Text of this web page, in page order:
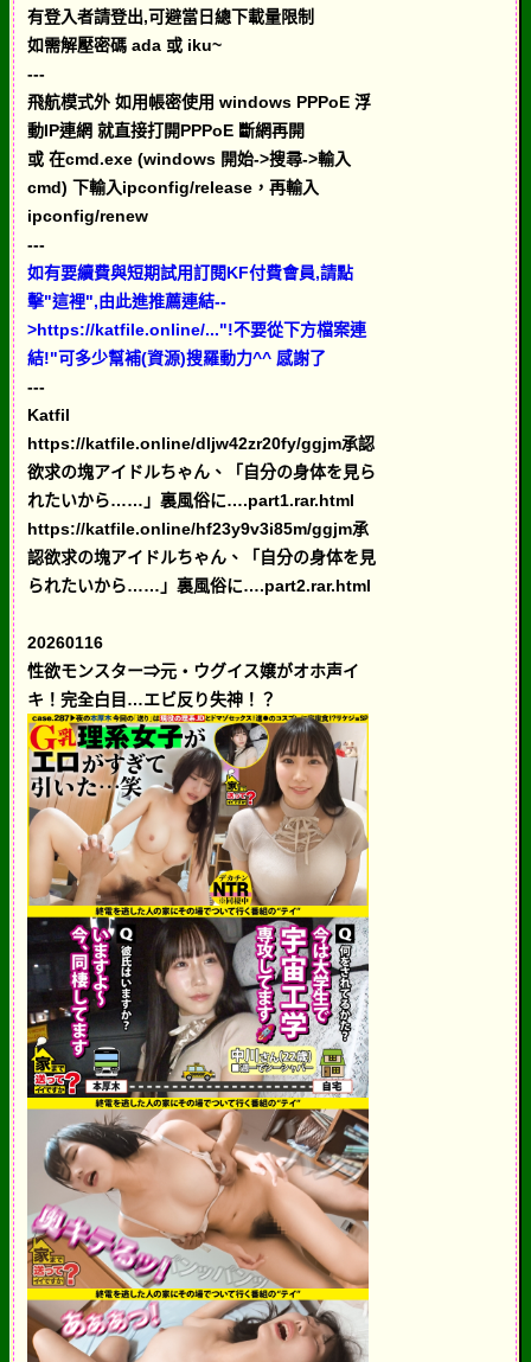
有登入者請登出,可避當日總下載量限制
如需解壓密碼 ada 或 iku~
---
飛航模式外 如用帳密使用 windows PPPoE 浮
動IP連網 就直接打開PPPoE 斷網再開
或 在cmd.exe (windows 開始->搜尋->輸入
cmd) 下輸入ipconfig/release，再輸入
ipconfig/renew
---
如有要續費與短期試用訂閱KF付費會員,請點
擊"這裡",由此進推薦連結--
>https://katfile.online/..."!不要從下方檔案連
結!"可多少幫補(資源)搜羅動力^^ 感謝了
---
Katfil
https://katfile.online/dljw42zr20fy/ggjm承認
欲求の塊アイドルちゃん、「自分の身体を見ら
れたいから……」裏風俗に….part1.rar.html
https://katfile.online/hf23y9v3i85m/ggjm承
認欲求の塊アイドルちゃん、「自分の身体を見
られたいから……」裏風俗に….part2.rar.html
20260116
性欲モンスター⇒元・ウグイス嬢がオホ声イ
キ！完全白目…エビ反り失神！？